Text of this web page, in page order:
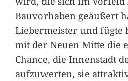
Bauvorhaben geäußert
Liebermeister und fügte
mit der Neuen Mitte die
Chance, die Innenstadt
aufzuwerten, sie